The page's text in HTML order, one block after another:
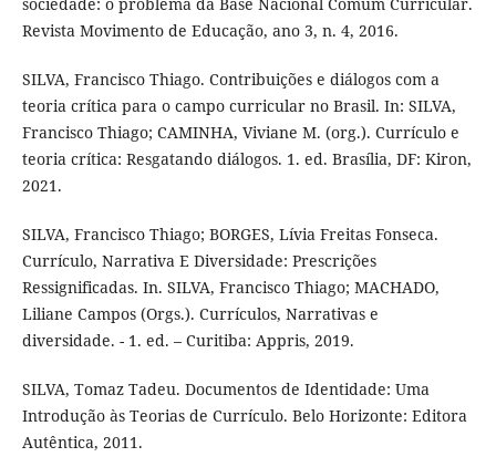
sociedade: o problema da Base Nacional Comum Curricular.
Revista Movimento de Educação, ano 3, n. 4, 2016.
SILVA, Francisco Thiago. Contribuições e diálogos com a
teoria crítica para o campo curricular no Brasil. In: SILVA,
Francisco Thiago; CAMINHA, Viviane M. (org.). Currículo e
teoria crítica: Resgatando diálogos. 1. ed. Brasília, DF: Kiron,
2021.
SILVA, Francisco Thiago; BORGES, Lívia Freitas Fonseca.
Currículo, Narrativa E Diversidade: Prescrições
Ressignificadas. In. SILVA, Francisco Thiago; MACHADO,
Liliane Campos (Orgs.). Currículos, Narrativas e
diversidade. - 1. ed. – Curitiba: Appris, 2019.
SILVA, Tomaz Tadeu. Documentos de Identidade: Uma
Introdução às Teorias de Currículo. Belo Horizonte: Editora
Autêntica, 2011.